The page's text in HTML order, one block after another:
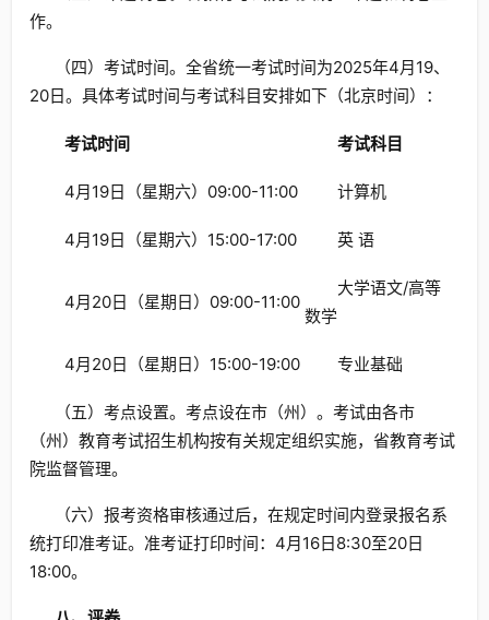
作。
（四）考试时间。全省统一考试时间为2025年4月19、
20日。具体考试时间与考试科目安排如下（北京时间）：
考试时间 考试科目
4月19日（星期六）09:00-11:00 计算机
4月19日（星期六）15:00-17:00 英 语
4月20日（星期日）09:00-11:00
大学语文/高等
数学
4月20日（星期日）15:00-19:00 专业基础
（五）考点设置。考点设在市（州）。考试由各市
（州）教育考试招生机构按有关规定组织实施，省教育考试
院监督管理。
（六）报考资格审核通过后，在规定时间内登录报名系
统打印准考证。准考证打印时间：4月16日8:30至20日
18:00。